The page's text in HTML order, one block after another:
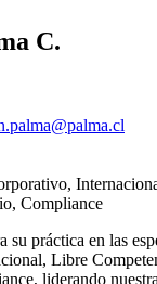
C.
,
, Compliance
su práctica en las
Libre
liderando